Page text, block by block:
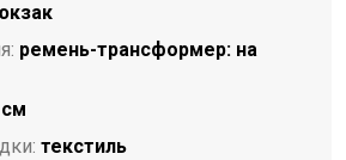
ремень-трансформер: на
текстиль